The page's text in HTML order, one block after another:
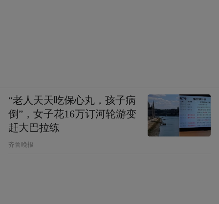
“老人天天吃保心丸，孩子病
倒”，女子花16万订河轮游变
赶大巴拉练
齐鲁晚报